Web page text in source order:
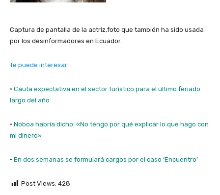
Captura de pantalla de la actriz,foto que también ha sido usada
por los desinformadores en Ecuador.
Te puede interesar:
· Cauta expectativa en el sector turístico para el último feriado
largo del año
· Noboa habría dicho: «No tengo por qué explicar lo que hago con
mi dinero»
· En dos semanas se formulará cargos por el caso ‘Encuentro’
Post Views: 428